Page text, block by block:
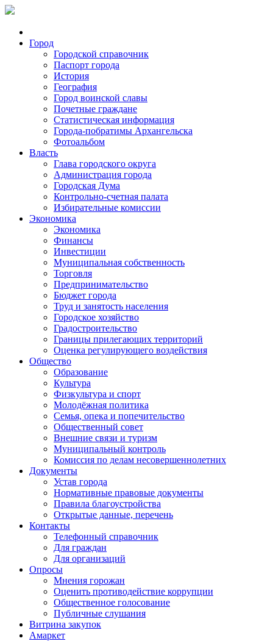
Город
Городской справочник
Паспорт города
История
География
Город воинской славы
Почетные граждане
Статистическая информация
Города-побратимы Архангельска
Фотоальбом
Власть
Глава городского округа
Администрация города
Городская Дума
Контрольно-счетная палата
Избирательные комиссии
Экономика
Экономика
Финансы
Инвестиции
Муниципальная собственность
Торговля
Предпринимательство
Бюджет города
Труд и занятость населения
Городское хозяйство
Градостроительство
Границы прилегающих территорий
Оценка регулирующего воздействия
Общество
Образование
Культура
Физкультура и спорт
Молодёжная политика
Семья, опека и попечительство
Общественный совет
Внешние связи и туризм
Муниципальный контроль
Комиссия по делам несовершеннолетних
Документы
Устав города
Нормативные правовые документы
Правила благоустройства
Открытые данные, перечень
Контакты
Телефонный справочник
Для граждан
Для организаций
Опросы
Мнения горожан
Оценить противодействие коррупции
Общественное голосование
Публичные слушания
Витрина закупок
Амаркет